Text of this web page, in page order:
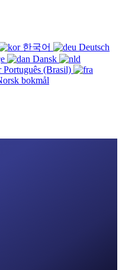
한국어
Deutsch
Dansk
Português (Brasil)
bokmål